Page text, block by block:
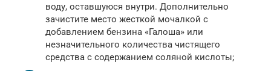
воду, оставшуюся внутри. Дополнительно
зачистите место жесткой мочалкой с
добавлением бензина «Галоша» или
незначительного количества чистящего
средства с содержанием соляной кислоты;